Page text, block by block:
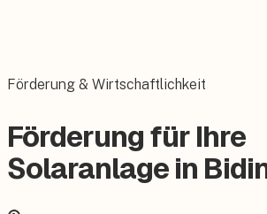
Förderung & Wirtschaftlichkeit
Förderung für Ihre
Solaranlage in